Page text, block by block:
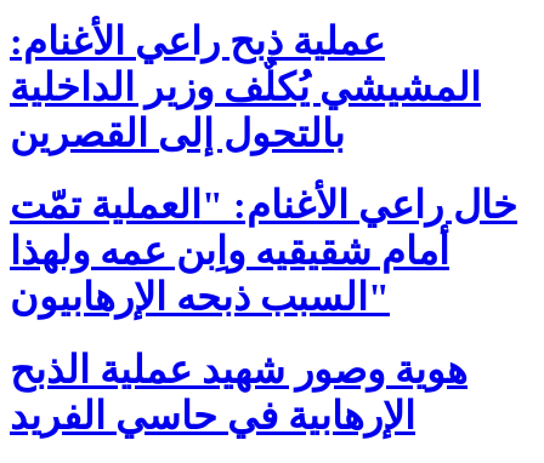
عملية ذبح راعي الأغنام:
المشيشي يُكلٌف وزير الداخلية
بالتحول إلى القصرين
خال راعي الأغنام: "العملية تمّت
أمام شقيقيه واِبن عمه ولهذا
السبب ذبحه الإرهابيون"
هوية وصور شهيد عملية الذبح
الإرهابية في حاسي الفريد